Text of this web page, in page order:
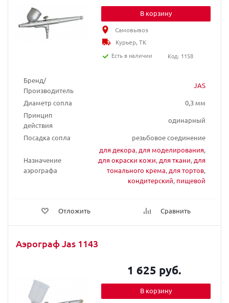
Бренд/
Производитель
JAS
Диаметр сопла
0,3 мм
Принцип
действия
одинарный
Посадка сопла
резьбовое соединение
Назначение
аэрографа
для декора, для моделирования,
для окраски кожи, для ткани, для
тонального крема, для тортов,
кондитерский, пищевой
Отложить Сравнить
В корзину
Самовывоз
Курьер, ТК
Есть в наличии
Код: 1158
Аэрограф Jas 1143
1 625 руб.
В корзину